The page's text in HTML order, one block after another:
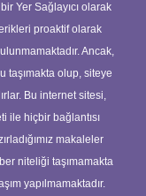
Yer Sağlayıcı olarak
proaktif olarak
Ancak,
taşımakta olup, siteye
Bu internet sitesi,
ile hiçbir bağlantısı
makaleler
niteliği taşımamakta
yapılmamaktadır.